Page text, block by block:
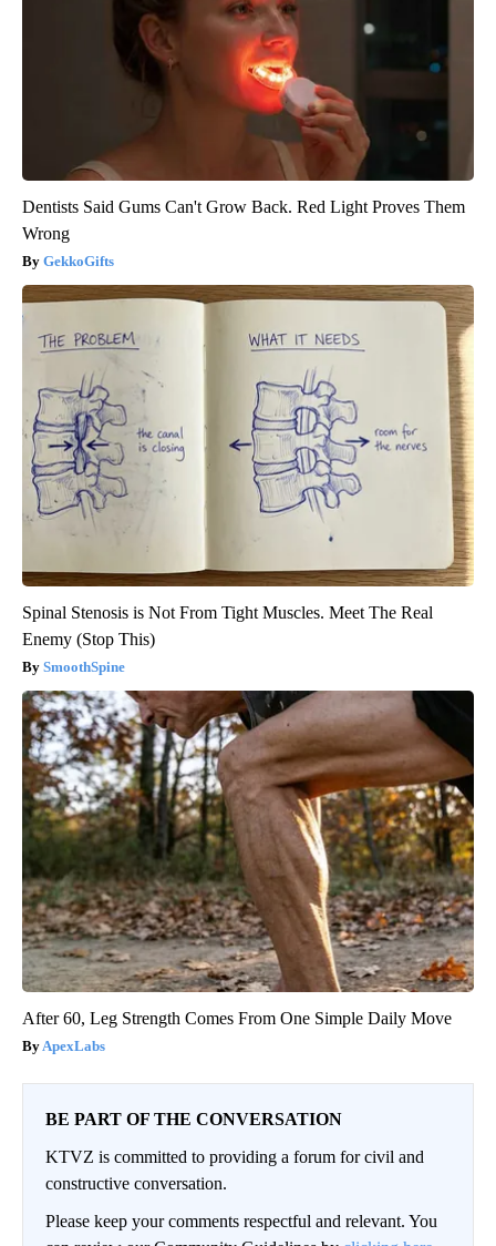
Dentists Said Gums Can't Grow Back. Red Light Proves Them
Wrong
GekkoGifts
Spinal Stenosis is Not From Tight Muscles. Meet The Real
Enemy (Stop This)
SmoothSpine
After 60, Leg Strength Comes From One Simple Daily Move
ApexLabs
BE PART OF THE CONVERSATION
KTVZ is committed to providing a forum for civil and
constructive conversation.
Please keep your comments respectful and relevant. You